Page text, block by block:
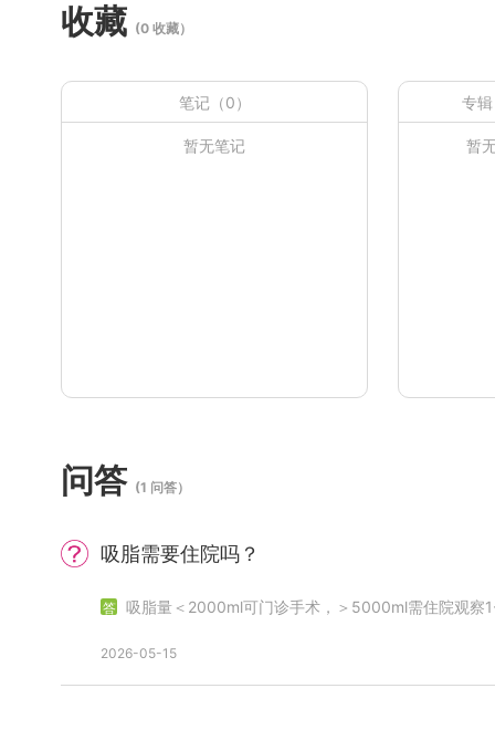
收藏 (0 收藏）
笔记（0）
暂无笔记
专
暂
问答 (1 问答）
吸脂需要住院吗？
吸脂量＜2000ml可门诊手术，＞5000ml需住院观察
2026-05-15